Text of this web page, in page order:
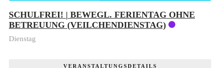
SCHULFREI! | BEWEGL. FERIENTAG OHNE
BETREUUNG (VEILCHENDIENSTAG)
Dienstag
VERANSTALTUNGSDETAILS